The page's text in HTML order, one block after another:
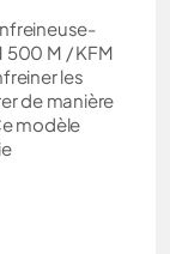
500 M / KFM
les
de manière
modèle